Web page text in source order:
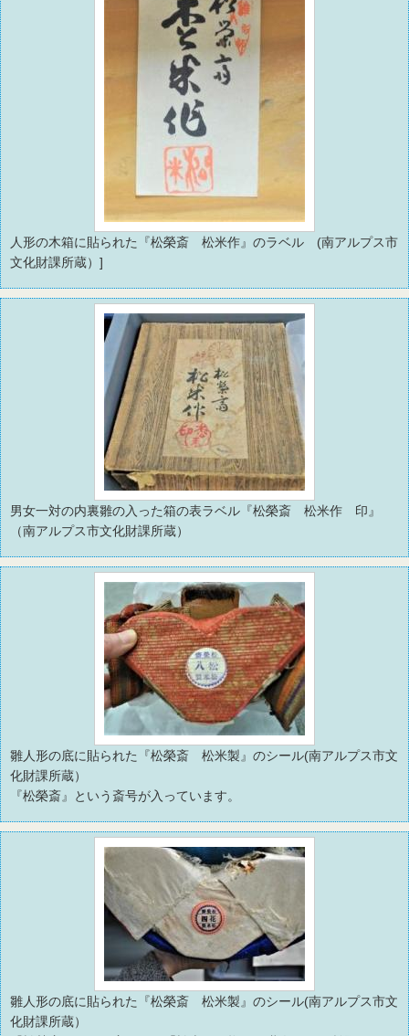
人形の木箱に貼られた『松榮斎 松米作』のラベル (南アルプス市
文化財課所蔵）]
男女一対の内裏雛の入った箱の表ラベル『松榮斎 松米作 印』
（南アルプス市文化財課所蔵）
雛人形の底に貼られた『松榮斎 松米製』のシール(南アルプス市文
化財課所蔵）
『松榮斎』という斎号が入っています。
雛人形の底に貼られた『松榮斎 松米製』のシール(南アルプス市文
化財課所蔵）